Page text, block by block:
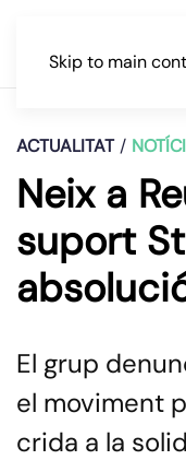
Skip to main
ACTUALITAT
Neix a
suport
El grup
el moviment
crida a la